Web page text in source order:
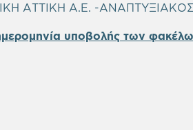
ΑΤΤΙΚΗ Α.Ε. -
υποβολής των